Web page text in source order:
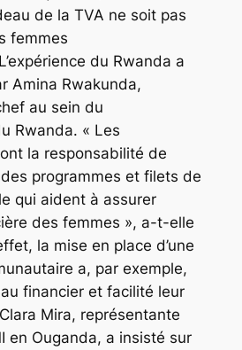
de la TVA ne soit pas
femmes
du Rwanda a
Amina Rwakunda,
au sein du
Rwanda. « Les
la responsabilité de
programmes et filets de
qui aident à assurer
des femmes », a-t-elle
la mise en place d’une
a, par exemple,
financier et facilité leur
Mira, représentante
en Ouganda, a insisté sur